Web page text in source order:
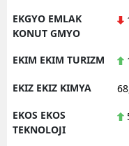
EKGYO EMLAK
KONUT GMYO
EKIM EKIM TURIZM
EKIZ EKIZ KIMYA
EKOS EKOS
TEKNOLOJI